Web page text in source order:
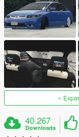
40.267
Downloads